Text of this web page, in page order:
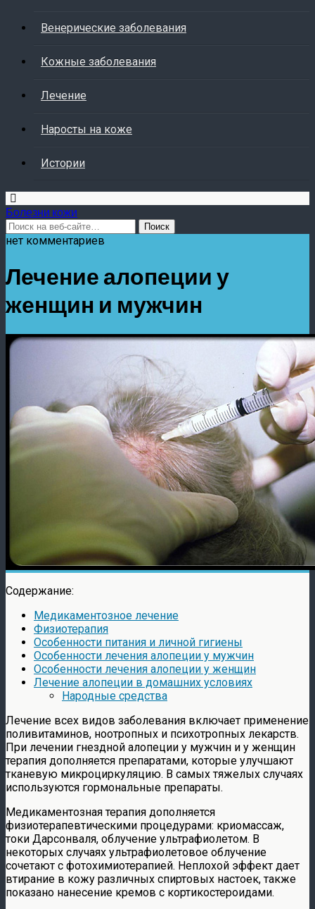
Венерические заболевания
Кожные заболевания
Лечение
Наросты на коже
Истории
Болезни кожи
нет комментариев
Лечение алопеции у
женщин и мужчин
Содержание:
Медикаментозное лечение
Физиотерапия
Особенности питания и личной гигиены
Особенности лечения алопеции у мужчин
Особенности лечения алопеции у женщин
Лечение алопеции в домашних условиях
Народные средства
Лечение всех видов заболевания включает применение
поливитаминов, ноотропных и психотропных лекарств.
При лечении гнездной алопеции у мужчин и у женщин
терапия дополняется препаратами, которые улучшают
тканевую микроциркуляцию. В самых тяжелых случаях
используются гормональные препараты.
Медикаментозная терапия дополняется
физиотерапевтическими процедурами: криомассаж,
токи Дарсонваля, облучение ультрафиолетом. В
некоторых случаях ультрафиолетовое облучение
сочетают с фотохимиотерапией. Неплохой эффект дает
втирание в кожу различных спиртовых настоек, также
показано нанесение кремов с кортикостероидами.